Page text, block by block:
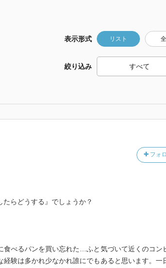
表示形式 リスト
絞り込み
フォ
らどうする』でしょうか？
食べるパンを買い忘れた…ふと気づいて近くのコン
験は多かれ少なかれ誰にでもあると思います。一